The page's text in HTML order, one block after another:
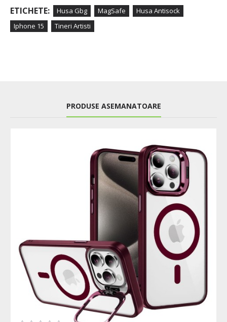
ETICHETE: Husa Gbg MagSafe
Husa Antisock
Iphone 15
Tineri Artisti
PRODUSE ASEMANATOARE